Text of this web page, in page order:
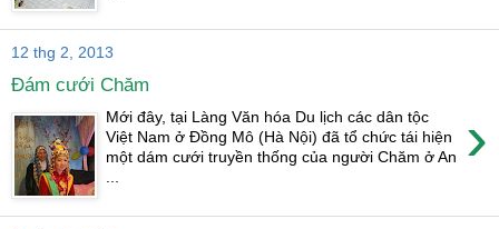
12 thg 2, 2013
Đám cưới Chăm
›
Mới đây, tại Làng Văn hóa Du lịch các dân tộc
Việt Nam ở Đồng Mô (Hà Nội) đã tổ chức tái hiện
một dám cưới truyền thống của người Chăm ở An